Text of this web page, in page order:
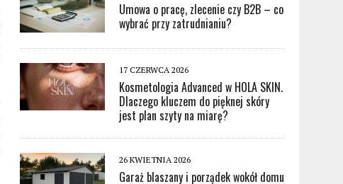
Umowa o pracę, zlecenie czy B2B – co
wybrać przy zatrudnianiu?
17 CZERWCA 2026
Kosmetologia Advanced w HOLA SKIN.
Dlaczego kluczem do pięknej skóry
jest plan szyty na miarę?
26 KWIETNIA 2026
Garaż blaszany i porządek wokół domu